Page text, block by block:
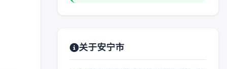
关于安宁市